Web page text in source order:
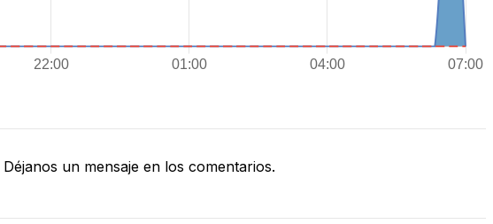
Déjanos un mensaje en los comentarios.